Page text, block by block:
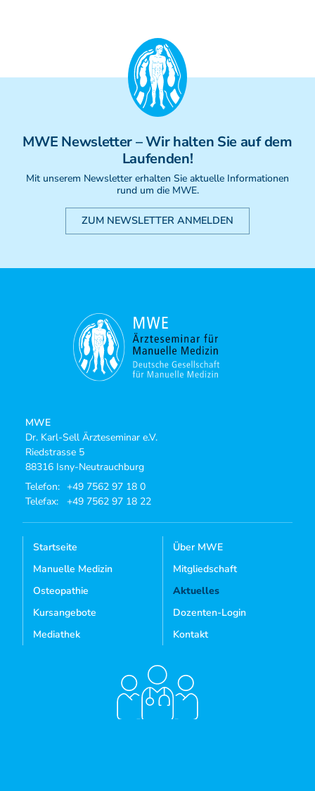
MWE Newsletter– Wir halten Sie auf dem
Laufenden!
Mit unserem Newsletter erhalten Sie aktuelle Informationen
rund um die MWE.
ZUM NEWSLETTER ANMELDEN
MWE
Dr. Karl-Sell Ärzteseminar e.V.
Riedstrasse 5
88316 Isny-Neutrauchburg
Telefon: +49 7562 97 18 0
Telefax:
+49 7562 97 18 22
Startseite
Manuelle Medizin
Osteopathie
Kursangebote
Mediathek
Über MWE
Mitgliedschaft
Aktuelles
Dozenten-Login
Kontakt